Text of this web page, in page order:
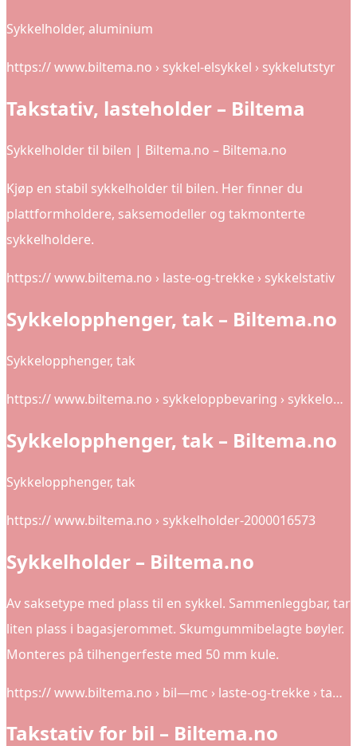
Sykkelholder, aluminium
https:// www.biltema.no › sykkel-elsykkel › sykkelutstyr
Takstativ, lasteholder – Biltema
Sykkelholder til bilen | Biltema.no – Biltema.no
Kjøp en stabil sykkelholder til bilen. Her finner du
plattformholdere, saksemodeller og takmonterte
sykkelholdere.
https:// www.biltema.no › laste-og-trekke › sykkelstativ
Sykkelopphenger, tak – Biltema.no
Sykkelopphenger, tak
https:// www.biltema.no › sykkeloppbevaring › sykkelo…
Sykkelopphenger, tak – Biltema.no
Sykkelopphenger, tak
https:// www.biltema.no › sykkelholder-2000016573
Sykkelholder – Biltema.no
Av saksetype med plass til en sykkel. Sammenleggbar, tar
liten plass i bagasjerommet. Skumgummibelagte bøyler.
Monteres på tilhengerfeste med 50 mm kule.
https:// www.biltema.no › bil—mc › laste-og-trekke › ta…
Takstativ for bil – Biltema.no